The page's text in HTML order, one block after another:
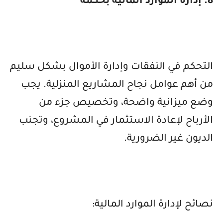
التحكم في النفقات وإدارة الأموال بشكل سليم
من أهم عوامل نجاح المشاريع المنزلية. يجب
وضع ميزانية واضحة، وتخصيص جزء من
الأرباح لإعادة الاستثمار في المشروع، وتجنب
الديون غير الضرورية.
نصائح لإدارة الموارد المالية: